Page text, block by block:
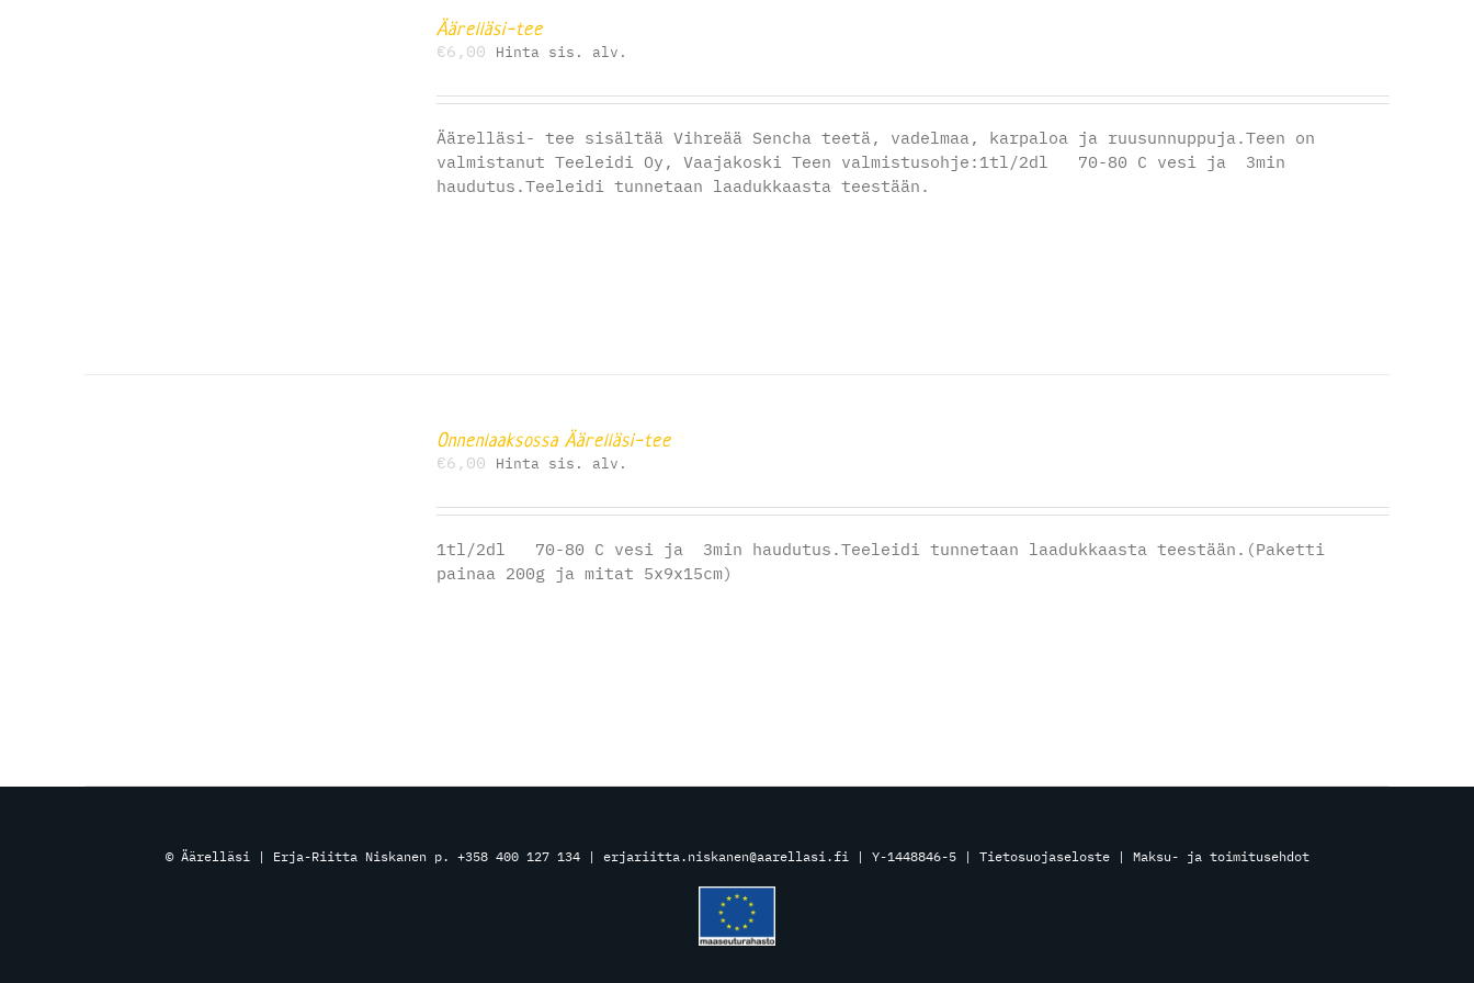
Äärelläsi-tee
€6,00 Hinta sis. alv.
Äärelläsi- tee sisältää Vihreää Sencha teetä, vadelmaa, karpaloa ja ruusunnuppuja.Teen on
valmistanut Teeleidi Oy, Vaajakoski Teen valmistusohje:1tl/2dl 70-80 C vesi ja 3min
haudutus.Teeleidi tunnetaan laadukkaasta teestään.
Onnenlaaksossa Äärelläsi-tee
€6,00 Hinta sis. alv.
1tl/2dl 70-80 C vesi ja 3min haudutus.Teeleidi tunnetaan laadukkaasta teestään.(Paketti
painaa 200g ja mitat 5x9x15cm)
© Äärelläsi | Erja-Riitta Niskanen p. +358 400 127 134 | erjariitta.niskanen@aarellasi.fi | Y-1448846-5 | Tietosuojaseloste| Maksu- ja toimitusehdot